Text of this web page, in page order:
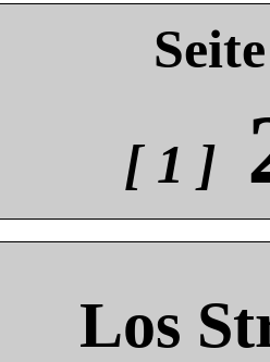
[ 1 ]
Los